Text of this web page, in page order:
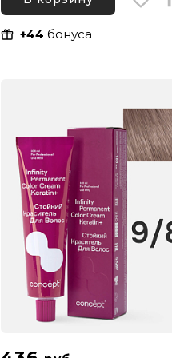
+44 бонуса